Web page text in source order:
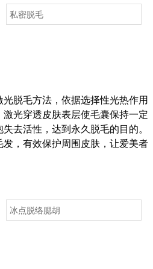
私密脱毛
脱毛方法，依据选择性光热作用
光穿透皮肤表层使毛囊保持一定
去活性，达到永久脱毛的目的。
，有效保护周围皮肤，让爱美者
冰点脱络腮胡